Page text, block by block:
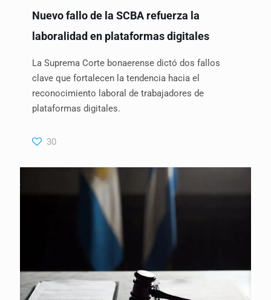
Nuevo fallo de la SCBA refuerza la
laboralidad en plataformas digitales
La Suprema Corte bonaerense dictó dos fallos
clave que fortalecen la tendencia hacia el
reconocimiento laboral de trabajadores de
plataformas digitales.
30